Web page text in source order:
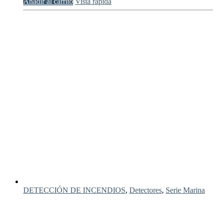
DETECCIÓN DE INCENDIOS, Detectores, Serie Marina